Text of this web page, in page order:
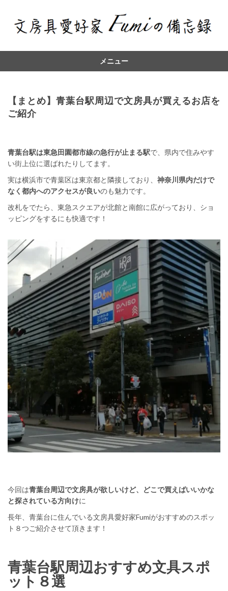
メニュー
【まとめ】青葉台駅周辺で文房具が買えるお店を
ご紹介
青葉台駅は東急田園都市線の急行が止まる駅で、県内で住みやす
い街上位に選ばれたりしてます。
実は横浜市で青葉区は東京都と隣接しており、 神奈川県内だけで
なく都内へのアクセスが良いのも魅力です。
改札をでたら、東急スクエアが北館と南館に広がっており、ショ
ッピングをするにも快適です！
今回は青葉台周辺で文房具が欲しいけど、どこで買えばいいかな
と探されている方向けに
長年、青葉台に住んでいる文房具愛好家Fumiがおすすめのスポッ
ト８つご紹介させて頂きます！
青葉台駅周辺おすすめ文具スポ
ット８選